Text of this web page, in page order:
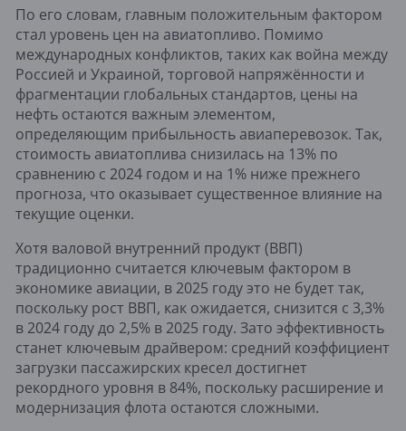
По его словам, главным положительным фактором
стал уровень цен на авиатопливо. Помимо
международных конфликтов, таких как война между
Россией и Украиной, торговой напряжённости и
фрагментации глобальных стандартов, цены на
нефть остаются важным элементом,
определяющим прибыльность авиаперевозок. Так,
стоимость авиатоплива снизилась на 13% по
сравнению с 2024 годом и на 1% ниже прежнего
прогноза, что оказывает существенное влияние на
текущие оценки.
Хотя валовой внутренний продукт (ВВП)
традиционно считается ключевым фактором в
экономике авиации, в 2025 году это не будет так,
поскольку рост ВВП, как ожидается, снизится с 3,3%
в 2024 году до 2,5% в 2025 году. Зато эффективность
станет ключевым драйвером: средний коэффициент
загрузки пассажирских кресел достигнет
рекордного уровня в 84%, поскольку расширение и
модернизация флота остаются сложными.